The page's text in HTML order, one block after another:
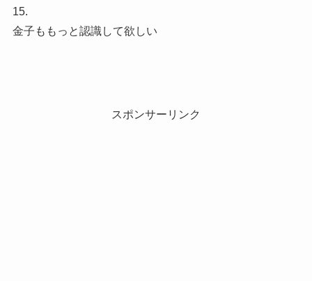
15.
金子ももっと認識して欲しい
スポンサーリンク